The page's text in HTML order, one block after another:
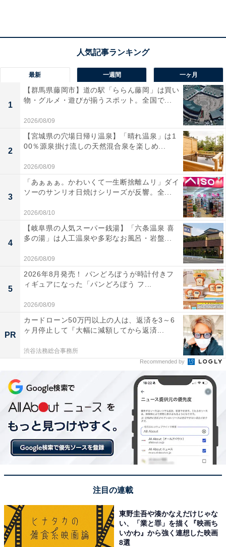
ったお金で生活をする、という一見「当たり前」のこと
をしっかりとやっています。
しかし、この当たり前にできそうな作業こそがなかなか
続かないというのが、多くの人の悩みです。
スムーズに家計管理をする秘訣
スムーズに行動するには「人・お金」を上手に使うこと
この時に役に立つのがファイナンシャルプランナー
（FP）の存在です。お金を払って家計のプロであるFP
に相談することで、客観的に家計状況を把握し、専門的
な知識をもって改善していくことができるようになりま
す。またFPが介入することで夫婦喧嘩になりがちな家計
のことを「冷静」に話し合うこともできるようになりま
家計というのは毎月同じではなく、季節や行事によって
使うお金も大きく変動するものなので、最低でも1年間
最新 一週間 一ヶ月
1
【群馬県藤岡市】道の駅「ららん藤岡」は買い
物・グルメ・遊びが揃うスポット。全国で...
2026/08/09
2
【宮城県の穴場日帰り温泉】「晴れ温泉」は1
00％源泉掛け流しの天然混合泉を楽しめ...
2026/08/09
3
「あぁぁぁ。かわいくて一生断捨離ムリ」ダイ
ソーのサンリオ日焼けシリーズが反響。全...
2026/08/10
4
【岐阜県の人気スーパー銭湯】「六条温泉 喜
多の湯」は人工温泉や多彩なお風呂・岩盤...
2026/08/09
5
2026年8月発売！ パンどろぼうが時計付きフ
ィギュアになった「パンどろぼう フ...
2026/08/09
PR
カードローン50万円以上の人は、返済を3～6
ヶ月停止して『大幅に減額してから返済...
渋谷法務総合事務所
Recommended by
注目の連載
東野圭吾や湊かなえだけじゃな
い、「業と罪」を描く『映画ち
いかわ』から強く連想した映画
8選